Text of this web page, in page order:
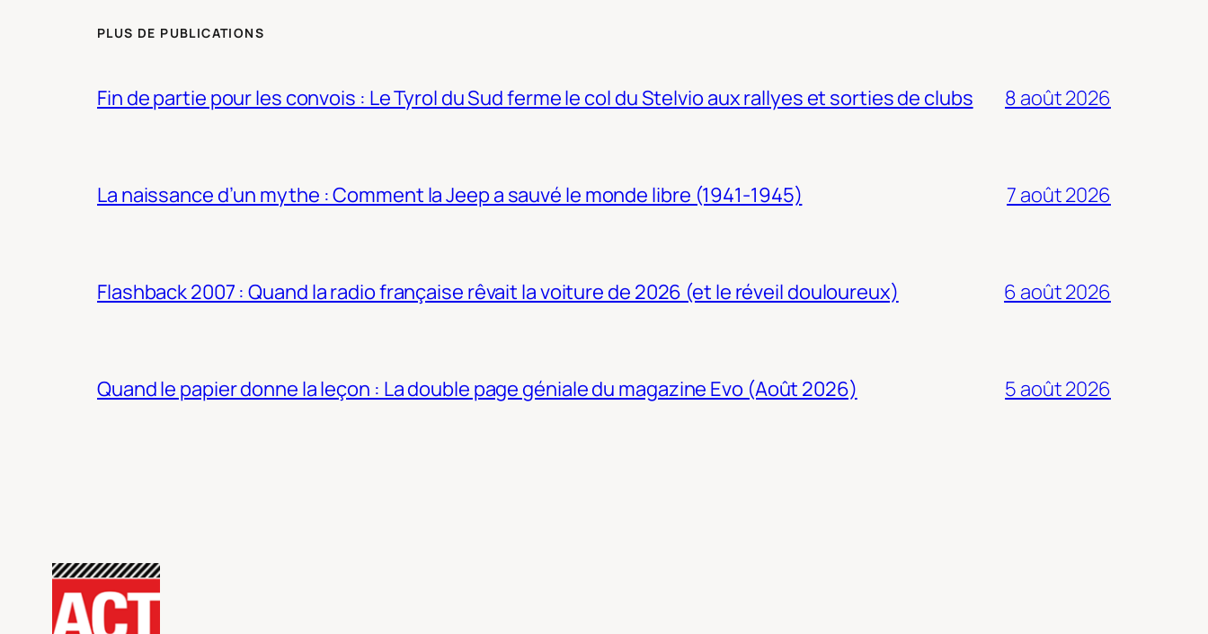
PLUS DE PUBLICATIONS
Fin de partie pour les convois : Le Tyrol du Sud ferme le col du Stelvio aux rallyes et sorties de clubs 8 août 2026
La naissance d’un mythe : Comment la Jeep a sauvé le monde libre (1941-1945) 7 août 2026
Flashback 2007 : Quand la radio française rêvait la voiture de 2026 (et le réveil douloureux) 6 août 2026
Quand le papier donne la leçon : La double page géniale du magazine Evo (Août 2026) 5 août 2026